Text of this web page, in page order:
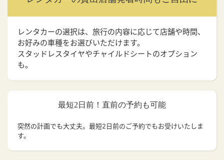
レンタカーの選択は、旅行の内容に応じて店舗や時間、
お好みの車種をお選びいただけます。
スタッドレスタイヤやチャイルドシートのオプション
も。
最短2日前！直前の予約も可能
突然の計画でも大丈夫。 最短2日前のご予約でもお受けいたしま
す。